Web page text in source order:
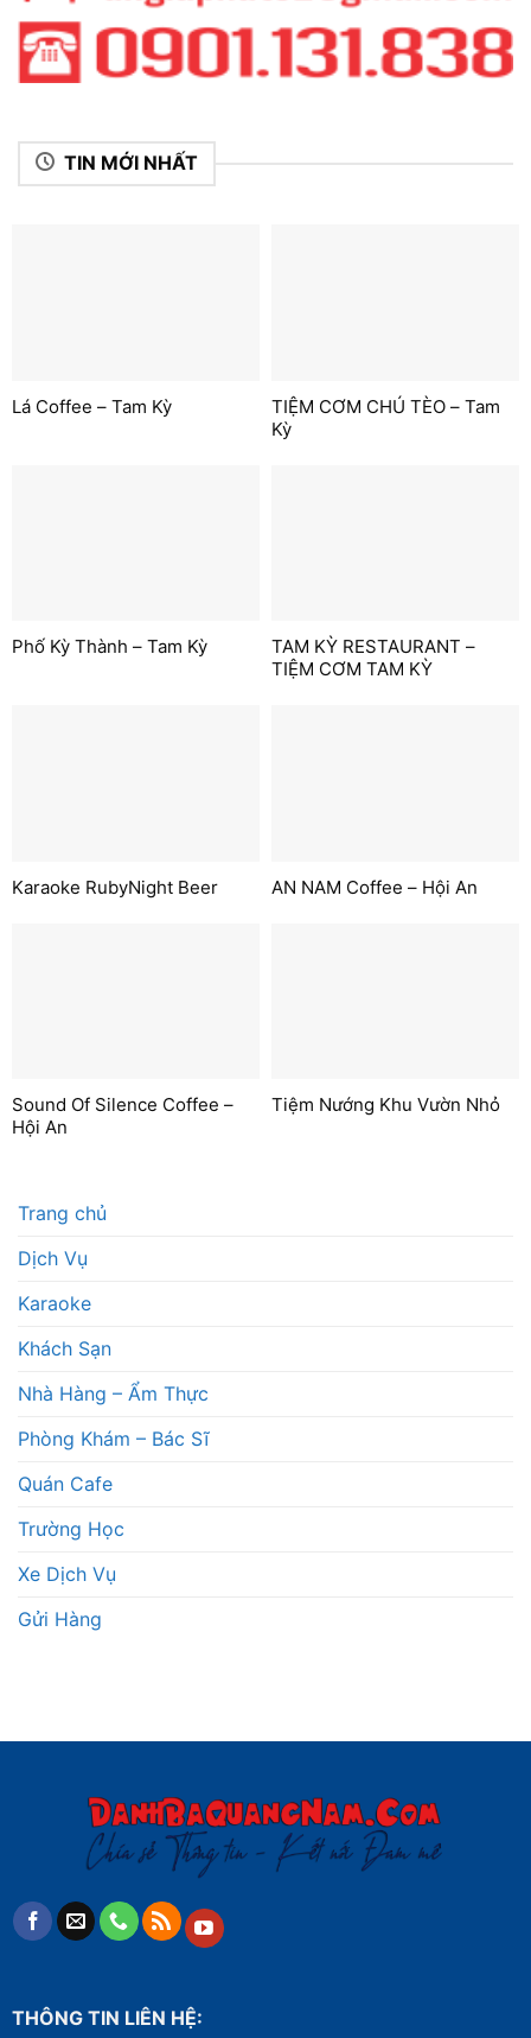
TIN MỚI NHẤT
Lá Coffee – Tam Kỳ
TIỆM CƠM CHÚ TÈO – Tam
Kỳ
Phố Kỳ Thành – Tam Kỳ
TAM KỲ RESTAURANT –
TIỆM CƠM TAM KỲ
Karaoke RubyNight Beer AN NAM Coffee – Hội An
Sound Of Silence Coffee –
Hội An
Tiệm Nướng Khu Vườn Nhỏ
Trang chủ
Dịch Vụ
Karaoke
Khách Sạn
Nhà Hàng – Ẩm Thực
Phòng Khám – Bác Sĩ
Quán Cafe
Trường Học
Xe Dịch Vụ
Gửi Hàng
THÔNG TIN LIÊN HỆ: